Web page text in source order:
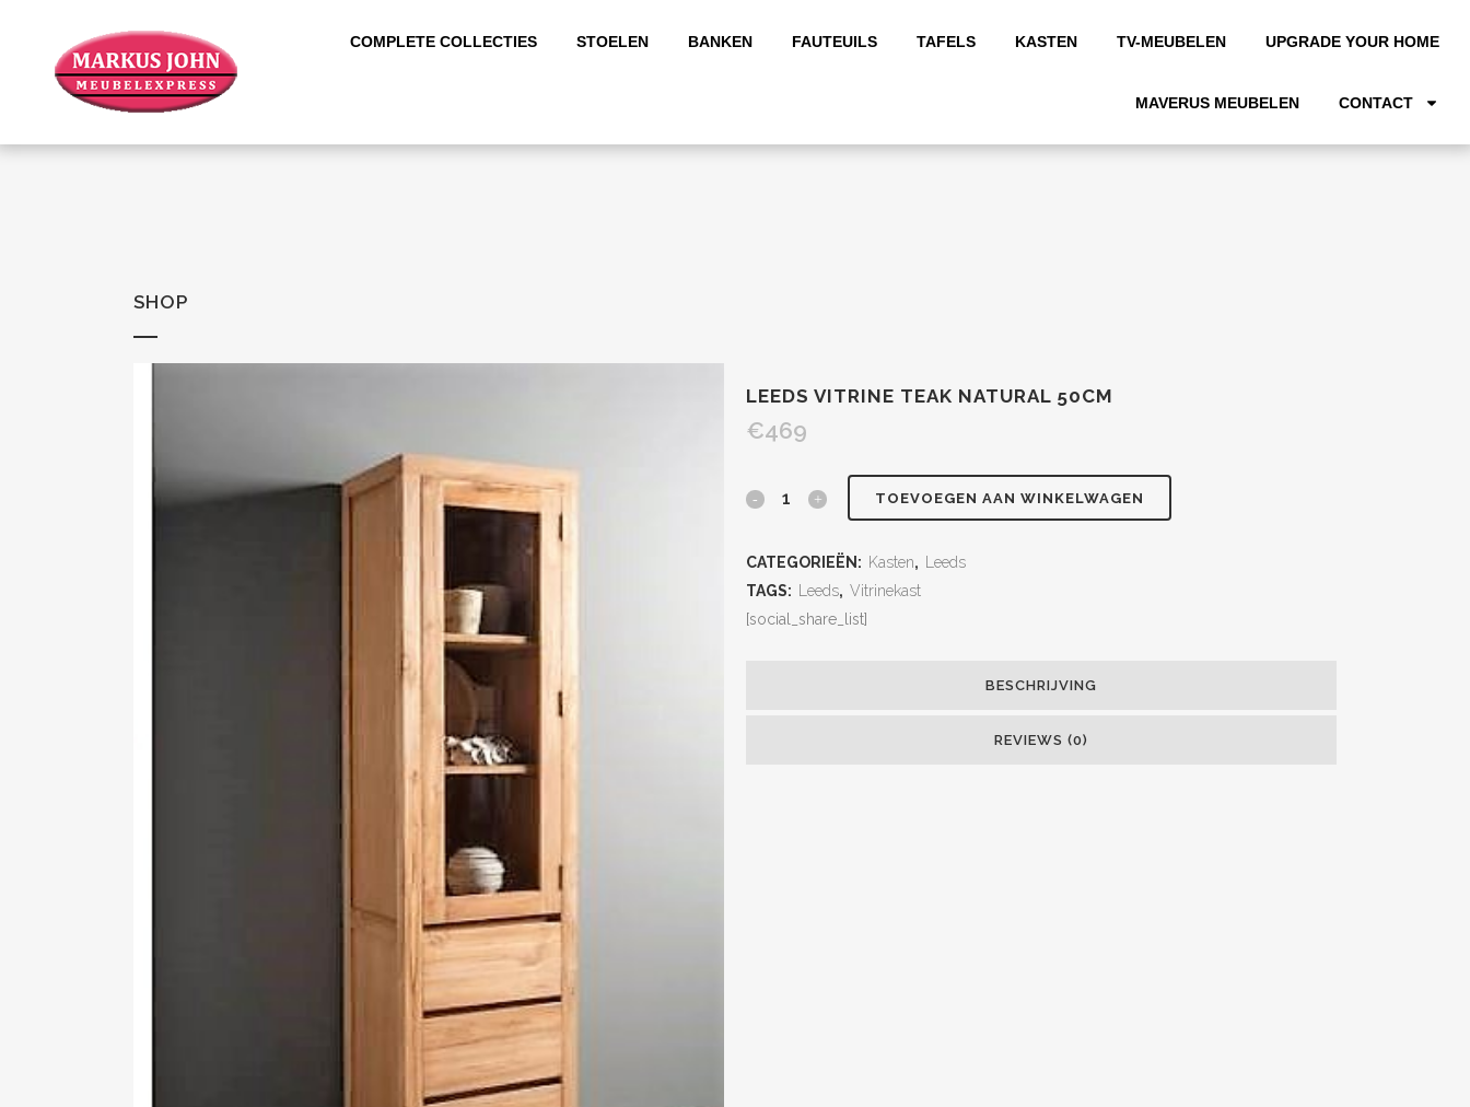
COMPLETE COLLECTIES STOELEN BANKEN FAUTEUILS TAFELS KASTEN TV-MEUBELEN UPGRADE YOUR HOME
MAVERUS MEUBELEN CONTACT
SHOP
LEEDS VITRINE TEAK NATURAL 50CM
€469
TOEVOEGEN AAN WINKELWAGEN
CATEGORIEËN: Kasten,
Leeds
TAGS:
Leeds, Vitrinekast
[social_share_list]
BESCHRIJVING
REVIEWS (0)